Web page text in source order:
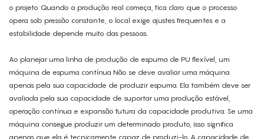
o projeto. Quando a produção real começa, fica claro que o processo
opera sob pressão constante, o local exige ajustes frequentes e a
estabilidade depende muito das pessoas.
Ao planejar uma linha de produção de espuma de PU flexível, um
máquina de espuma contínua Não se deve avaliar uma máquina
apenas pela sua capacidade de produzir espuma. Ela também deve ser
avaliada pela sua capacidade de suportar uma produção estável,
operação contínua e expansão futura da capacidade produtiva. Se uma
máquina consegue produzir um determinado produto, isso significa
apenas que ela é tecnicamente capaz de produzi-lo. A capacidade de